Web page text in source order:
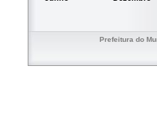
Prefeitura do